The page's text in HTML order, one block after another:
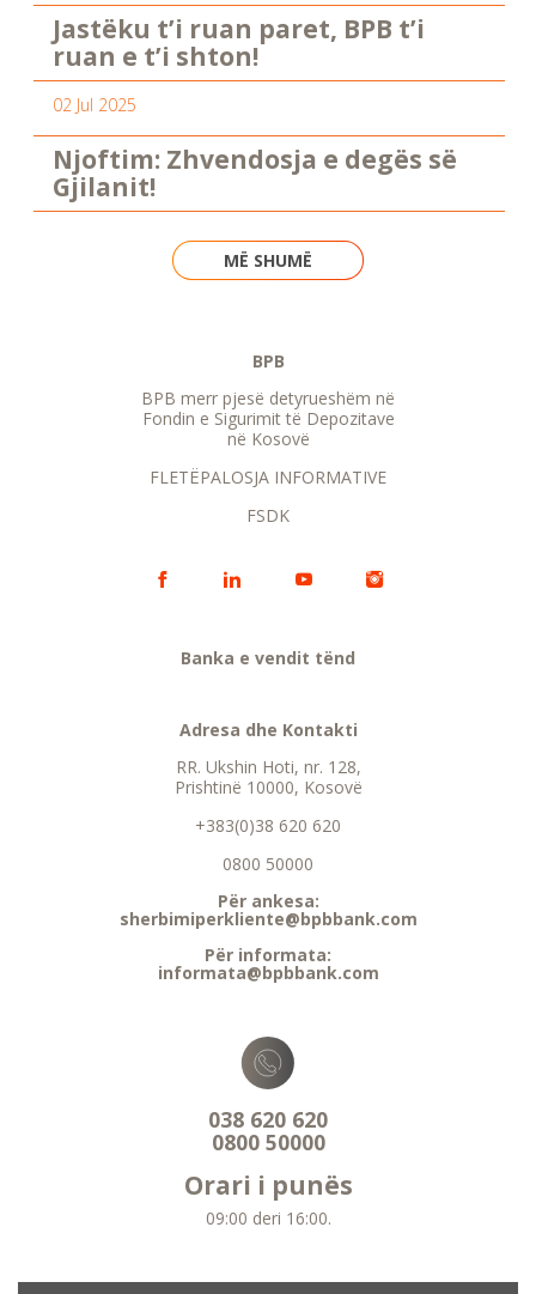
Jastëku t’i ruan paret, BPB t’i
ruan e t’i shton!
02 Jul 2025
Njoftim: Zhvendosja e degës së
Gjilanit!
MË SHUMË
BPB
BPB merr pjesë detyrueshëm në
Fondin e Sigurimit të Depozitave
në Kosovë
FLETËPALOSJA INFORMATIVE
FSDK
Banka e vendit tënd
Adresa dhe Kontakti
RR. Ukshin Hoti, nr. 128,
Prishtinë 10000, Kosovë
+383(0)38 620 620
0800 50000
Për ankesa:
sherbimiperkliente@bpbbank.com
Për informata:
informata@bpbbank.com
038 620 620
0800 50000
Orari i punës
09:00 deri 16:00.